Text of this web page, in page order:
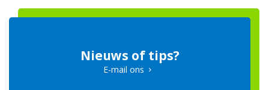
Nieuws of tips?
E-mail ons